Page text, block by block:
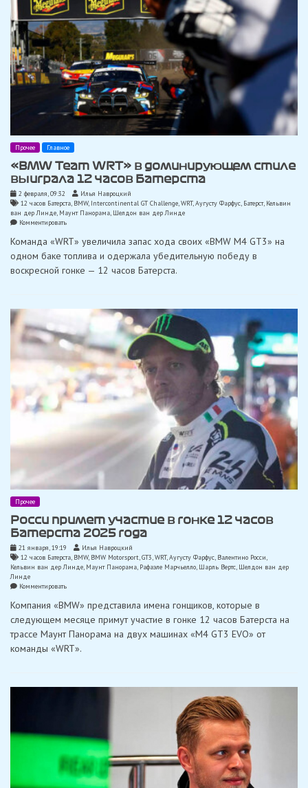
Прочее Главное
«BMW Team WRT» в доминирующем стиле
выиграла 12 часов Батерста
2 февраля, 09:32
Илья Навроцкий
12 часов Батерста, BMW, Intercontinental GT Challenge,WRT,Аугусту Фарфус, Батерст, Кельвин
ван дер Линде, Маунт Панорама, Шелдон ван дер Линде
Комментироватьon
Team
в
доминирующем
часов
Команда «WRT» увеличила запас хода своих «BMW M4 GT3» на
одном баке топлива и одержала убедительную победу в
воскресной гонке — 12 часов Батерста.
Прочее
Росси примет участие в гонке 12 часов
Батерста 2025 года
21 января, 19:19
Илья Навроцкий
12 часов Батерста, BMW, BMW Motorsport,GT3,WRT,Аугусту Фарфус, Валентино Росси
Кельвин ван дер Линде, Маунт Панорама, Рафаэле Марчьелло, Шарль Вертс, Шелдон ван дер
Линде
Комментироватьon
примет
в
гонке
12
часов
Компания «BMW» представила имена гонщиков, которые в
следующем месяце примут участие в гонке 12 часов Батерста на
трассе Маунт Панорама на двух машинах «M4 GT3 EVO» от
команды «WRT».